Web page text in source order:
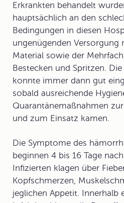
Erkrankten behandelt
hauptsächlich an den
Bedingungen in diesen
ungenügenden Versorgung
Material sowie der
Bestecken und Spritzen.
konnte immer dann gut
sobald ausreichende
Quarantänemaßnahmen
und zum Einsatz kamen.
Die Symptome des
beginnen 4 bis 16 Tage
Infizierten klagen über
Kopfschmerzen,
jeglichen Appetit. Innerhalb